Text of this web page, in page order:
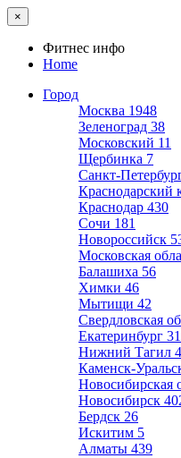
×
Фитнес инфо
Home
Город
Москва 1948
Зеленоград 38
Московский 11
Щербинка 7
Санкт-
Краснодарский
Краснодар 430
Сочи 181
Новороссийск
Московская
Балашиха 56
Химки 46
Мытищи 42
Свердловская
Екатеринбург
Нижний Тагил
Каменск-
Новосибирская
Новосибирск
Бердск 26
Искитим 5
Алматы 439